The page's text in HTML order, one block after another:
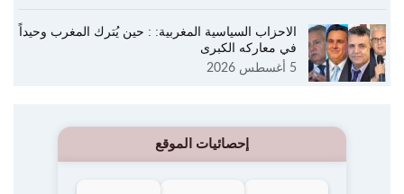
الاحزاب السياسية المغربية: : حين يُترك المغرب وحيداً
في معاركه الكبرى
5 أغسطس 2026
إحصائيات الموقع